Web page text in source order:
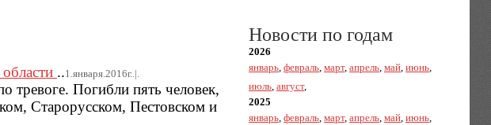
..1.января.2016г..|.
тревоге. Погибли пять человек,
Старорусском, Пестовском и
Новости по годам
2026
январь,февраль,март,апрель,май,июнь,
июль,август,
2025
январь,февраль,март,апрель,май,июнь,